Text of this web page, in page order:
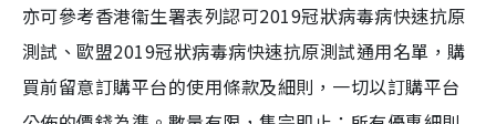
亦可參考香港衞生署表列認可2019冠狀病毒病快速抗原
測試、歐盟2019冠狀病毒病快速抗原測試通用名單，購
買前留意訂購平台的使用條款及細則，一切以訂購平台